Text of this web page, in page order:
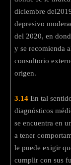
diciembre
depresivo
del 2020, en
y se recomienda
consultorio
origen.
3.14 En tal
diagnósticos
se encuentra en
a tener
le puede exigir
cumplir con sus